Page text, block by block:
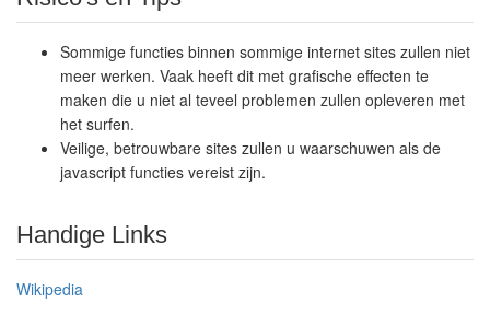
Sommige functies binnen sommige internet sites zullen niet
meer werken. Vaak heeft dit met grafische effecten te
maken die u niet al teveel problemen zullen opleveren met
het surfen.
Veilige, betrouwbare sites zullen u waarschuwen als de
javascript functies vereist zijn.
Handige Links
Wikipedia